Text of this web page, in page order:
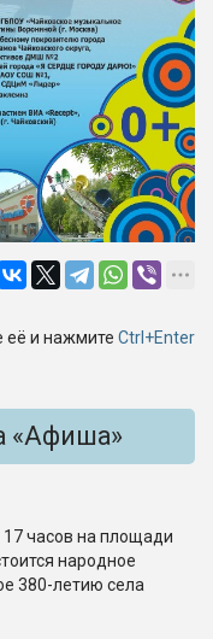
её и нажмите Ctrl+Enter
«Афиша»
17 часов на площади
народное
380-летию села